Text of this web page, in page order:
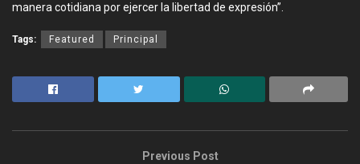
manera cotidiana por ejercer la libertad de expresión”.
Tags: Featured Principal
Previous Post